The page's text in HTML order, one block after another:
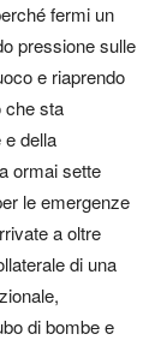
fermi un
pressione sulle
e riaprendo
che sta
e della
ormai sette
le emergenze
a oltre
di una
di bombe e